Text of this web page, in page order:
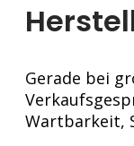
Gerade bei
Wartbarkeit,